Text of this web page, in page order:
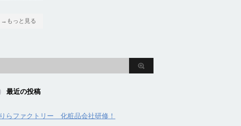
→もっと見る
最近の投稿
りらファクトリー 化粧品会社研修！